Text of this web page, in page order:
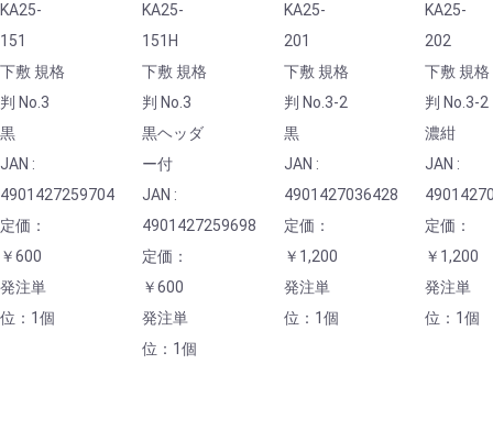
KA25-
151
下敷 規格
判 No.3
黒
JAN :
4901427259704
定価：
￥600
発注単
位：1個
KA25-
151H
下敷 規格
判 No.3
黒ヘッダ
ー付
JAN :
4901427259698
定価：
￥600
発注単
位：1個
KA25-
201
下敷 規格
判 No.3-2
黒
JAN :
4901427036428
定価：
￥1,200
発注単
位：1個
KA25-
202
下敷 規格
判 No.3-2
濃紺
JAN :
定価：
￥1,200
発注単
位：1個